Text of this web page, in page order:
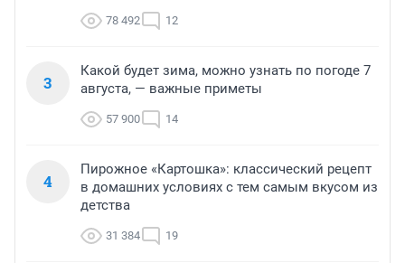
78 492 12
3
Какой будет зима, можно узнать по погоде 7
августа, — важные приметы
57 900 14
4
Пирожное «Картошка»: классический рецепт
в домашних условиях с тем самым вкусом из
детства
31 384 19